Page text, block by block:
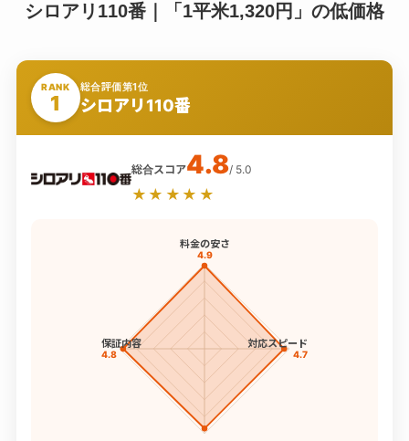
シロアリ110番｜「1平米1,320円」の低価格
RANK
1
総合評価第1位
シロアリ110番
総合スコア4.8/ 5.0
★★★★★
料金の安さ
4.9
対応スピード
4.7
保証内容
4.8